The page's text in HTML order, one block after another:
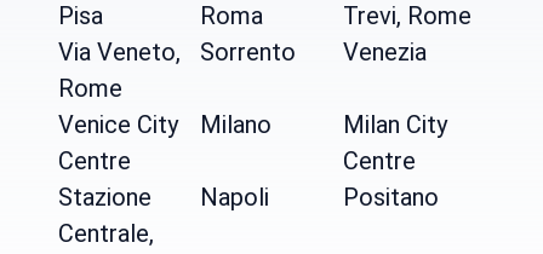
Pisa Roma
Trevi, Rome
Via Veneto,
Rome
Sorrento Venezia
Venice City
Centre
Milano
Milan City
Centre
Stazione
Centrale,
Napoli Positano